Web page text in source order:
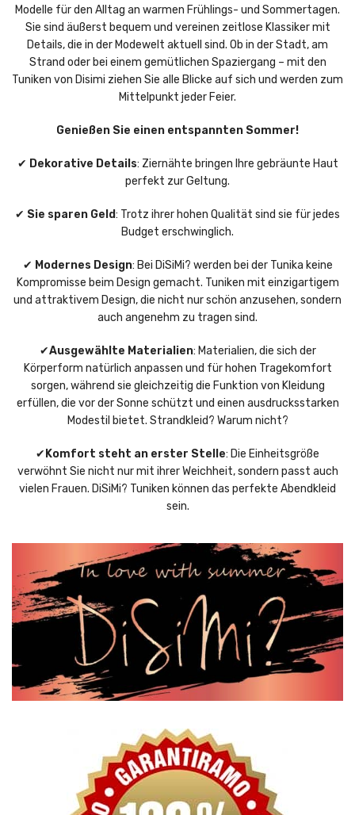
Modelle für den Alltag an warmen Frühlings- und Sommertagen.
Sie sind äußerst bequem und vereinen zeitlose Klassiker mit
Details, die in der Modewelt aktuell sind. Ob in der Stadt, am
Strand oder bei einem gemütlichen Spaziergang – mit den
Tuniken von Disimi ziehen Sie alle Blicke auf sich und werden zum
Mittelpunkt jeder Feier.
Genießen Sie einen entspannten Sommer!
✔ Dekorative Details: Ziernähte bringen Ihre gebräunte Haut
perfekt zur Geltung.
✔ Sie sparen Geld: Trotz ihrer hohen Qualität sind sie für jedes
Budget erschwinglich.
✔ Modernes Design: Bei DiSiMi? werden bei der Tunika keine
Kompromisse beim Design gemacht. Tuniken mit einzigartigem
und attraktivem Design, die nicht nur schön anzusehen, sondern
auch angenehm zu tragen sind.
✔Ausgewählte Materialien: Materialien, die sich der
Körperform natürlich anpassen und für hohen Tragekomfort
sorgen, während sie gleichzeitig die Funktion von Kleidung
erfüllen, die vor der Sonne schützt und einen ausdrucksstarken
Modestil bietet. Strandkleid? Warum nicht?
✔ Komfort steht an erster Stelle: Die Einheitsgröße
verwöhnt Sie nicht nur mit ihrer Weichheit, sondern passt auch
vielen Frauen. DiSiMi? Tuniken können das perfekte Abendkleid
sein.